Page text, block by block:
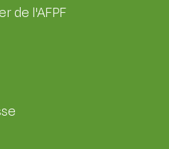
de l'AFPF